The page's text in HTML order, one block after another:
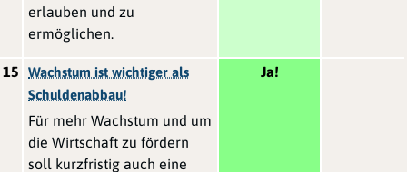
erlauben und zu
ermöglichen.
15
Wachstum ist wichtiger als
Schuldenabbau!
Für mehr Wachstum und um
die Wirtschaft zu fördern
soll kurzfristig auch eine
Ja!